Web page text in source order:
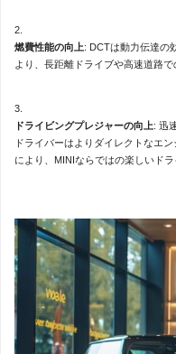
燃費性能の向上: DCTは動力伝達の
より、長距離ドライブや高速道路
ドライビングプレジャーの向上: 迅
ドライバーはよりダイレクトなエ
により、MINIならではの楽しいド